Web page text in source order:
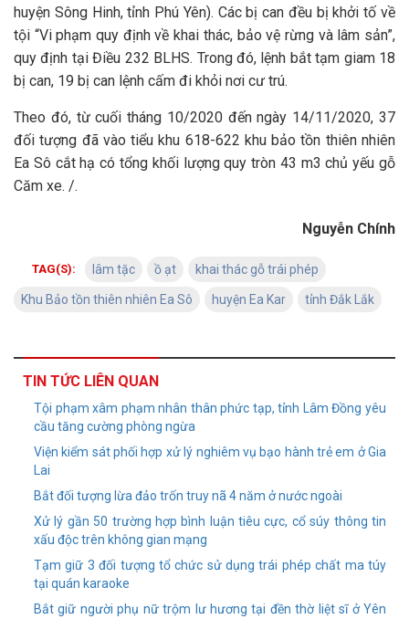
huyện Sông Hinh, tỉnh Phú Yên). Các bị can đều bị khởi tố về
tội “Vi phạm quy định về khai thác, bảo vệ rừng và lâm sản”,
quy định tại Điều 232 BLHS. Trong đó, lệnh bắt tạm giam 18
bị can, 19 bị can lệnh cấm đi khỏi nơi cư trú.
Theo đó, từ cuối tháng 10/2020 đến ngày 14/11/2020, 37
đối tượng đã vào tiểu khu 618-622 khu bảo tồn thiên nhiên
Ea Sô cắt hạ có tổng khối lượng quy tròn 43 m3 chủ yếu gỗ
Căm xe. /.
Nguyễn Chính
TAG(S): lâm tặc ồ ạt khai thác gỗ trái phép
Khu Bảo tồn thiên nhiên Ea Sô huyện Ea Kar tỉnh Đắk Lắk
TIN TỨC LIÊN QUAN
Tội phạm xâm phạm nhân thân phức tạp, tỉnh Lâm Đồng yêu
cầu tăng cường phòng ngừa
Viện kiểm sát phối hợp xử lý nghiêm vụ bạo hành trẻ em ở Gia
Lai
Bắt đối tượng lừa đảo trốn truy nã 4 năm ở nước ngoài
Xử lý gần 50 trường hợp bình luận tiêu cực, cổ súy thông tin
xấu độc trên không gian mạng
Tạm giữ 3 đối tượng tổ chức sử dụng trái phép chất ma túy
tại quán karaoke
Bắt giữ người phụ nữ trộm lư hương tại đền thờ liệt sĩ ở Yên